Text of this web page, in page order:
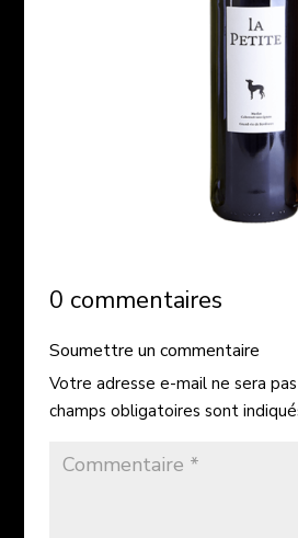
0 commentaires
Soumettre un commentaire
Votre adresse e-mail ne sera
champs obligatoires sont